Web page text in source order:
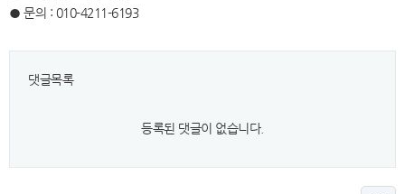
● 문의 : 010-4211-6193
댓글목록
등록된 댓글이 없습니다.